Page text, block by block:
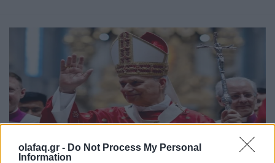
olafaq.gr - Do Not Process My Personal
Information